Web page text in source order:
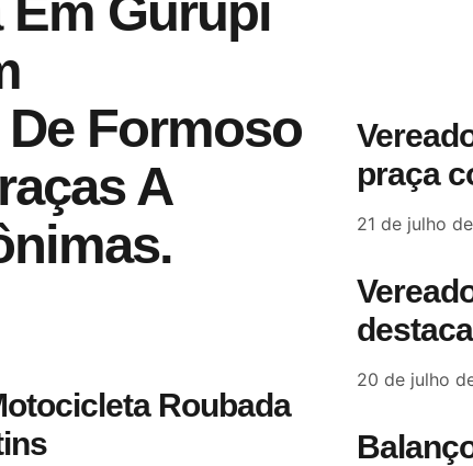
Em Gurupi
Formoso
A
Roubada
praça
21 de julho
20 de julho